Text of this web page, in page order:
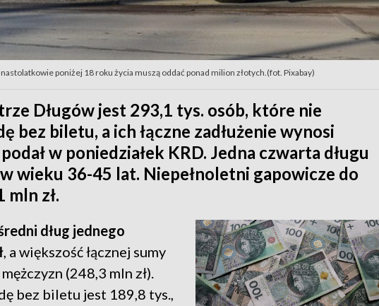
poniżej 18 roku życia muszą oddać ponad milion złotych.(fot. Pixabay)
Długów jest 293,1 tys. osób, które nie
bez biletu, a ich łączne zadłużenie wynosi
w poniedziałek KRD. Jedna czwarta długu
wieku 36-45 lat. Niepełnoletni gapowicze do
mln zł.
dług jednego
, a większość łącznej sumy
(248,3 mln zł).
bez biletu jest 189,8 tys.,